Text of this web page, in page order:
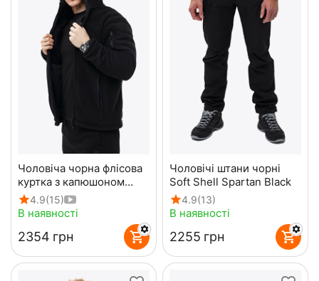
Чоловіча чорна флісова
куртка з капюшоном
Viking Black
4.9(15)
В наявності
‍2354‍ грн
Чоловічі штани чорні
Soft Shell Spartan Black
4.9(13)
В наявності
‍2255‍ грн